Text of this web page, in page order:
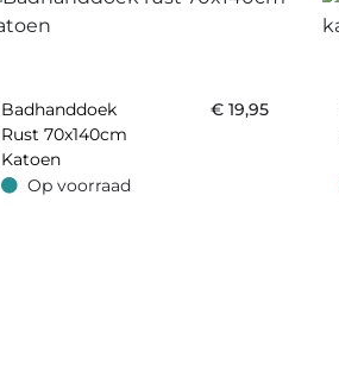
Badhanddoek
Rust 70x140cm
Katoen
€ 19,95
Op voorraad
Op voorraad